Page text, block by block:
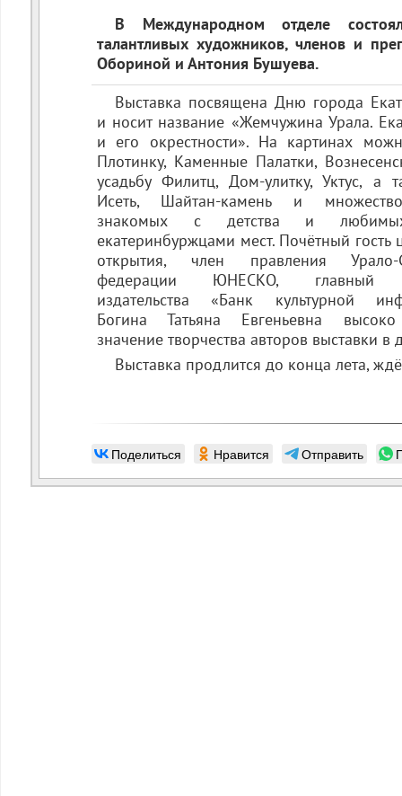
В Международном отделе
талантливых художников, членов и
Обориной и Антония Бушуева.
Выставка посвящена Дню города
и носит название «Жемчужина Урала.
и его окрестности». На картинах
Плотинку, Каменные Палатки,
усадьбу Филитц, Дом-улитку, Уктус, а
Исеть, Шайтан-камень и
знакомых с детства и
екатеринбуржцами мест. Почётный гость
открытия, член правления Урало-
федерации ЮНЕСКО, главный
издательства «Банк культурной
Богина Татьяна Евгеньевна
значение творчества авторов выставки
Выставка продлится до конца лета,
Поделиться Нравится Отправить